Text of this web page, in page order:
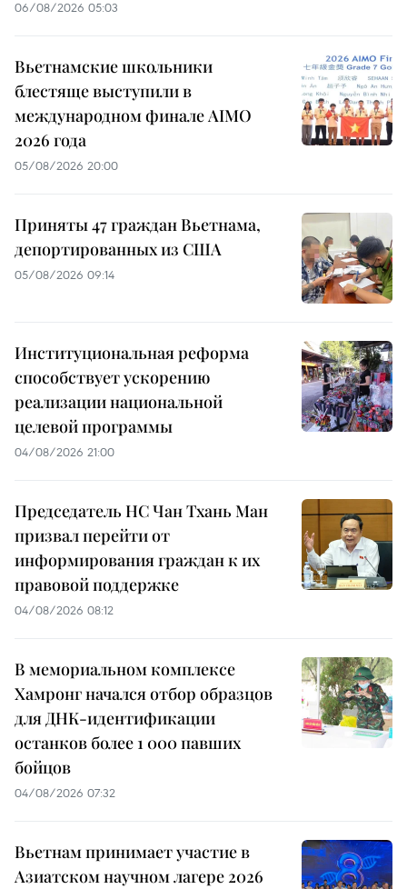
06/08/2026 05:03
Вьетнамские школьники
блестяще выступили в
международном финале AIMO
2026 года
05/08/2026 20:00
Приняты 47 граждан Вьетнама,
депортированных из США
05/08/2026 09:14
Институциональная реформа
способствует ускорению
реализации национальной
целевой программы
04/08/2026 21:00
Председатель НС Чан Тхань Ман
призвал перейти от
информирования граждан к их
правовой поддержке
04/08/2026 08:12
В мемориальном комплексе
Хамронг начался отбор образцов
для ДНК-идентификации
останков более 1 000 павших
бойцов
04/08/2026 07:32
Вьетнам принимает участие в
Азиатском научном лагере 2026